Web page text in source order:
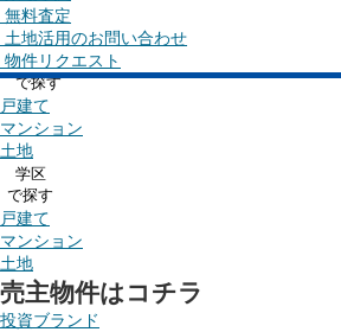
無料査定
土地活用のお問い合わせ
物件リクエスト
エリア
で探す
沿線・駅
で探す
戸建て
マンション
土地
学区
で探す
戸建て
マンション
土地
売主物件はコチラ
投資ブランド